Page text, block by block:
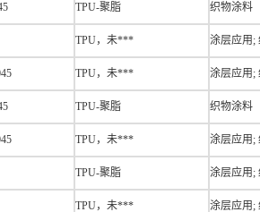
TPU-聚脂 织物涂料
TPU，未*** 涂层应用;
TPU，未*** 涂层应用;
TPU-聚脂 织物涂料
TPU，未*** 涂层应用;
TPU-聚脂 涂层应用;
TPU，未*** 涂层应用;